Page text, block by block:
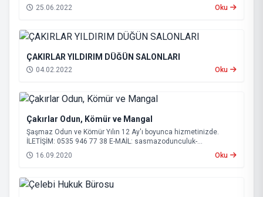
25.06.2022 Oku
ÇAKIRLAR YILDIRIM DÜĞÜN SALONLARI
04.02.2022 Oku
Çakırlar Odun, Kömür ve Mangal
Şaşmaz Odun ve Kömür Yılın 12 Ay'ı boyunca hizmetinizde.
İLETİŞİM: 0535 946 77 38 E-MAİL: sasmazodunculuk-
serik@hotmail.com
16.09.2020 Oku